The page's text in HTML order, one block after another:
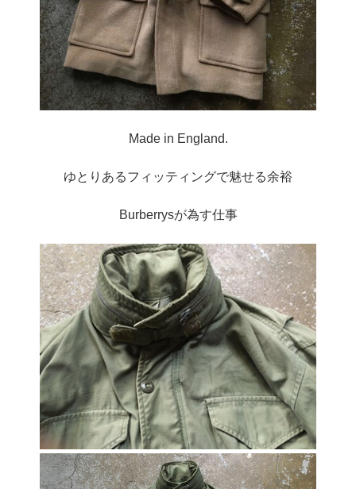
Made in England.
ゆとりあるフィッティングで魅せる余裕
Burberrysが為す仕事